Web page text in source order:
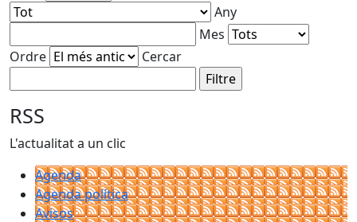
Any
Mes
Ordre
Cercar
RSS
L'actualitat a un clic
Agenda
Agenda política
Avisos